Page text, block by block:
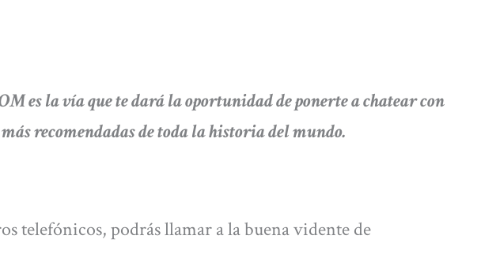
es la vía que te dará la oportunidad de ponerte a chatear con
recomendadas de toda la historia del mundo.
telefónicos, podrás llamar a la buena vidente de